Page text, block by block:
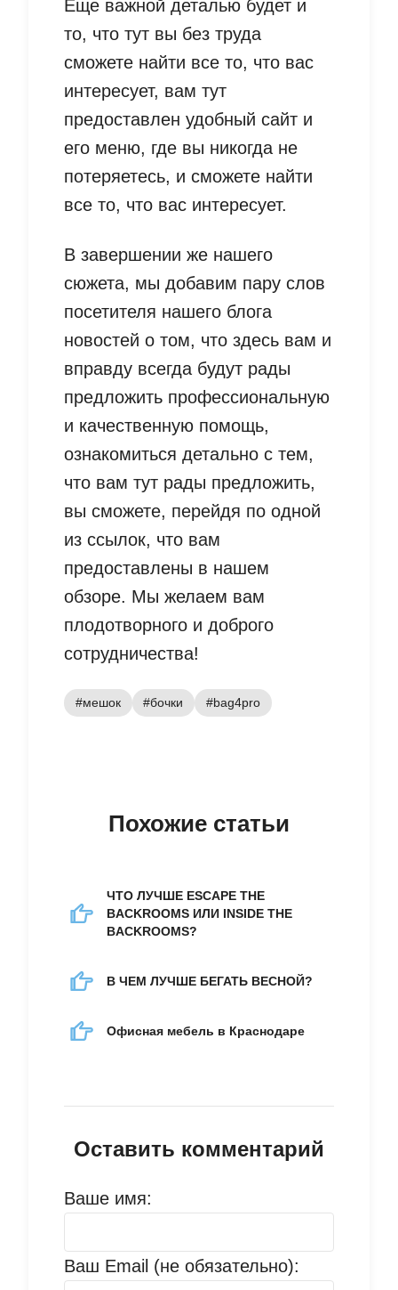
Еще важной деталью будет и
то, что тут вы без труда
сможете найти все то, что вас
интересует, вам тут
предоставлен удобный сайт и
его меню, где вы никогда не
потеряетесь, и сможете найти
все то, что вас интересует.
В завершении же нашего
сюжета, мы добавим пару слов
посетителя нашего блога
новостей о том, что здесь вам и
вправду всегда будут рады
предложить профессиональную
и качественную помощь,
ознакомиться детально с тем,
что вам тут рады предложить,
вы сможете, перейдя по одной
из ссылок, что вам
предоставлены в нашем
обзоре. Мы желаем вам
плодотворного и доброго
сотрудничества!
#мешок #бочки #bag4pro
Похожие статьи
ЧТО ЛУЧШЕ ESCAPE THE
BACKROOMS ИЛИ INSIDE THE
BACKROOMS?
В ЧЕМ ЛУЧШЕ БЕГАТЬ ВЕСНОЙ?
Офисная мебель в Краснодаре
Оставить комментарий
Ваше имя:
Ваш Email (не обязательно):